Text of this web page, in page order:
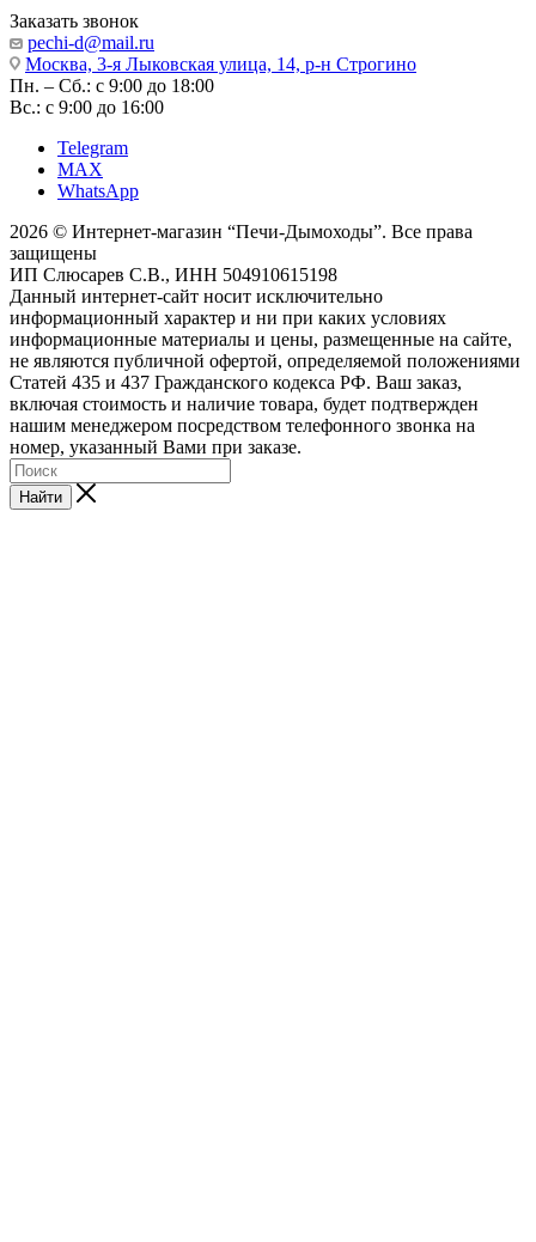
Заказать звонок
pechi-d@mail.ru
Москва, 3-я Лыковская улица, 14, р-н Строгино
Пн. – Сб.: с 9:00 до 18:00
Вс.: с 9:00 до 16:00
Telegram
MAX
WhatsApp
2026 © Интернет-магазин “Печи-Дымоходы”. Все права
защищены
ИП Слюсарев С.В., ИНН 504910615198
Данный интернет-сайт носит исключительно
информационный характер и ни при каких условиях
информационные материалы и цены, размещенные на сайте,
не являются публичной офертой, определяемой положениями
Статей 435 и 437 Гражданского кодекса РФ. Ваш заказ,
включая стоимость и наличие товара, будет подтвержден
нашим менеджером посредством телефонного звонка на
номер, указанный Вами при заказе.
Найти